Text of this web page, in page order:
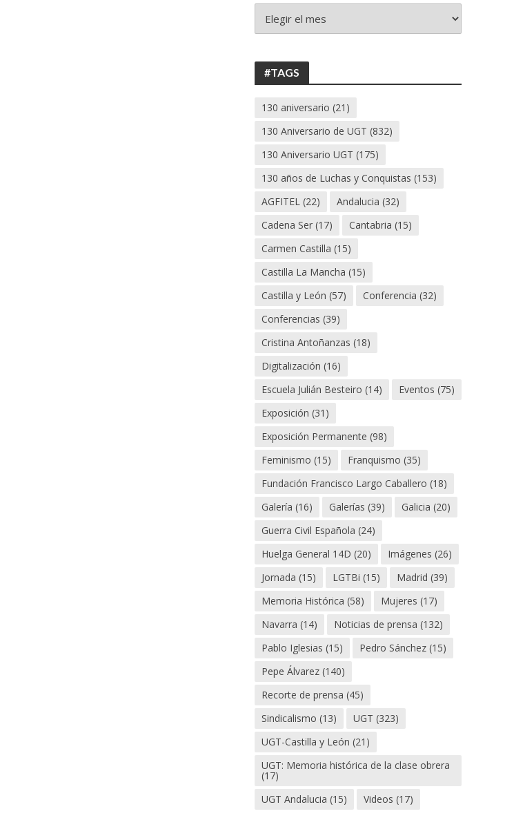
130
#TAGS
130 aniversario (21)
130 Aniversario de UGT (832)
130 Aniversario UGT (175)
130 años de Luchas y Conquistas (153)
AGFITEL (22) Andalucia (32)
Cadena Ser (17) Cantabria (15)
Carmen Castilla (15)
Castilla La Mancha (15)
Castilla y León (57) Conferencia (32)
Conferencias (39)
Cristina Antoñanzas (18)
Digitalización (16)
Escuela Julián Besteiro (14) Eventos (75)
Exposición (31)
Exposición Permanente (98)
Feminismo (15) Franquismo (35)
Fundación Francisco Largo Caballero (18)
Galería (16) Galerías (39) Galicia (20)
Guerra Civil Española (24)
Huelga General 14D (20) Imágenes (26)
Jornada (15) LGTBi (15) Madrid (39)
Memoria Histórica (58) Mujeres (17)
Navarra (14) Noticias de prensa (132)
Pablo Iglesias (15) Pedro Sánchez (15)
Pepe Álvarez (140)
Recorte de prensa (45)
Sindicalismo (13) UGT (323)
UGT-Castilla y León (21)
UGT: Memoria histórica de la clase obrera
(17)
UGT Andalucia (15) Videos (17)